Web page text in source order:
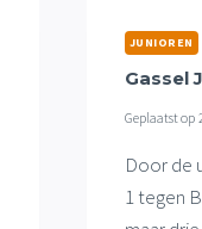
JUNIOREN
Gassel
Geplaatst op
Door de
1 tegen